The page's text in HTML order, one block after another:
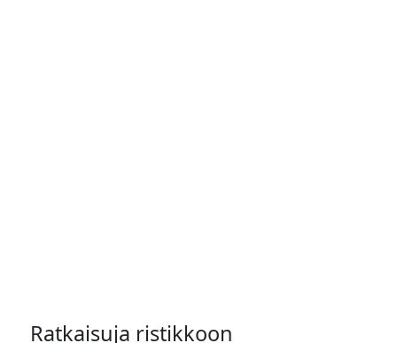
Ratkaisuja ristikkoon